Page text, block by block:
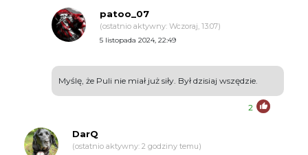
patoo_07
(ostatnio aktywny: Wczoraj, 13:07)
5 listopada 2024, 22:49
Myślę, że Puli nie miał już siły. Był dzisiaj wszędzie.
2
DarQ
(ostatnio aktywny: 2 godziny temu)